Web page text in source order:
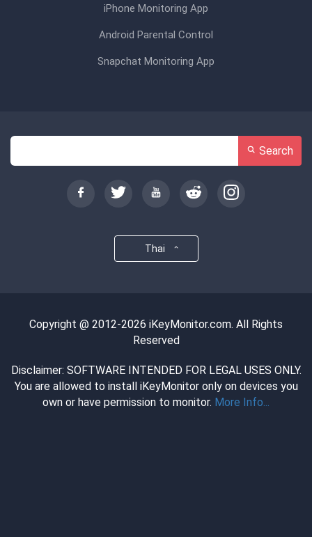
iPhone Monitoring App
Android Parental Control
Snapchat Monitoring App
Search
Thai
Copyright @ 2012-2026 iKeyMonitor.com. All Rights
Reserved
Disclaimer: SOFTWARE INTENDED FOR LEGAL USES ONLY.
You are allowed to install iKeyMonitor only on devices you
own or have permission to monitor. More Info...